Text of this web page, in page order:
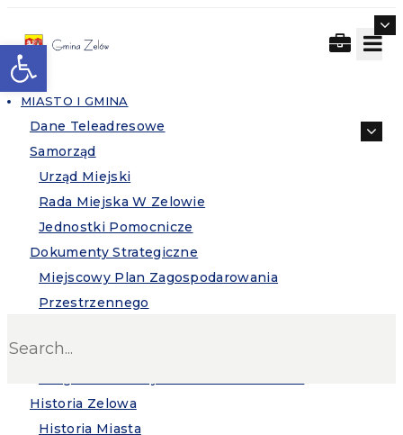
Otwórz pasek narzędzi
MIASTO I GMINA
Dane Teleadresowe
Samorząd
Urząd Miejski
Rada Miejska W Zelowie
Jednostki Pomocnicze
Dokumenty Strategiczne
Miejscowy Plan Zagospodarowania
Przestrzennego
Strategia Rozwoju Gminy Zelów
Historia Zelowa
Historia Miasta
Search